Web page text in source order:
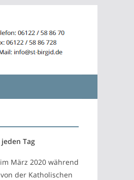
Tag
März 2020 während
der Katholischen